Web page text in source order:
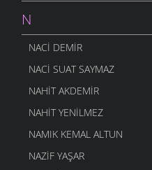
N
NACI DEMIR
NACI SUAT SAYMAZ
NAHIT AKDEMIR
NAHIT YENILMEZ
NAMIK KEMAL ALTUN
NAZIF YAŞAR